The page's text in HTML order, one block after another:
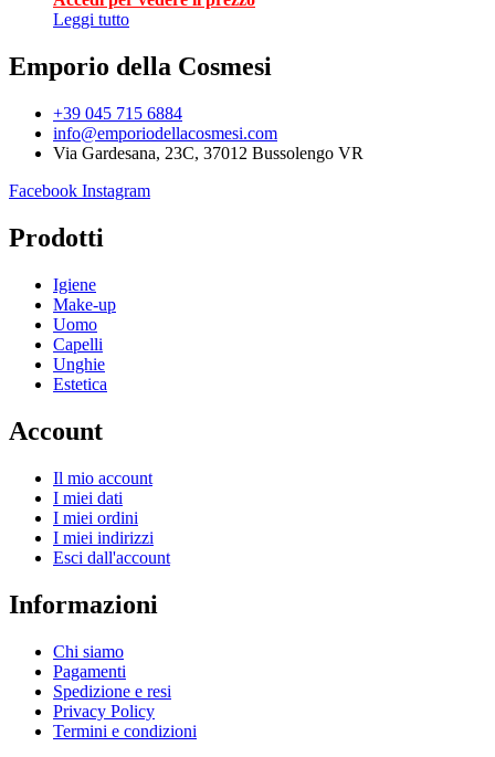
Leggi tutto
Emporio della Cosmesi
+39 045 715 6884
info@emporiodellacosmesi.com
Via Gardesana, 23C, 37012 Bussolengo VR
Facebook Instagram
Prodotti
Igiene
Make-up
Uomo
Capelli
Unghie
Estetica
Account
Il mio account
I miei dati
I miei ordini
I miei indirizzi
Esci dall'account
Informazioni
Chi siamo
Pagamenti
Spedizione e resi
Privacy Policy
Termini e condizioni